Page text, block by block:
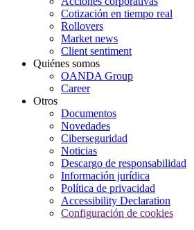
Cotización en tiempo real
Rollovers
Market news
Client sentiment
Quiénes somos
OANDA Group
Career
Otros
Documentos
Novedades
Ciberseguridad
Noticias
Descargo de responsabilidad
Información jurídica
Política de privacidad
Accessibility Declaration
Configuración de cookies